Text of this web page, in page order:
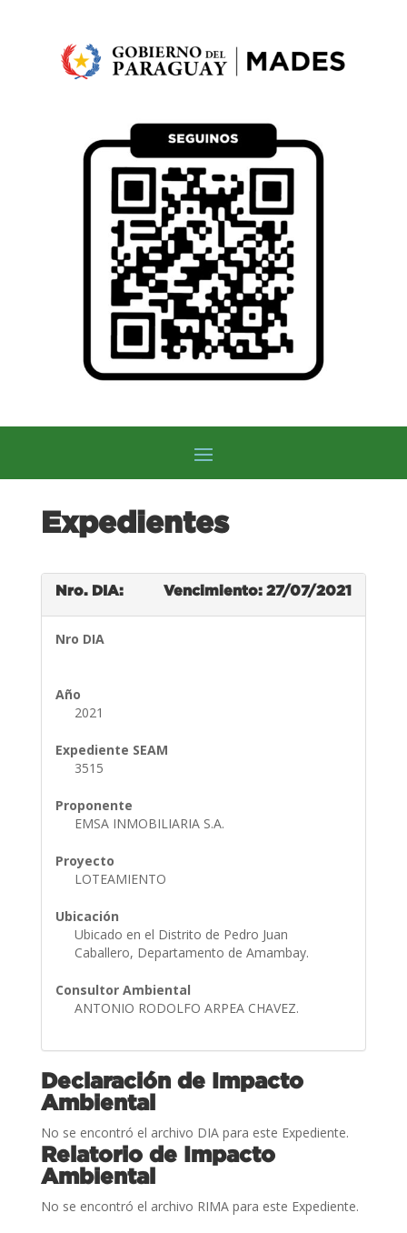
Expedientes
Nro. DIA: Vencimiento: 27/07/2021
Nro DIA
Año
2021
Expediente SEAM
3515
Proponente
EMSA INMOBILIARIA S.A.
Proyecto
LOTEAMIENTO
Ubicación
Ubicado en el Distrito de Pedro Juan
Caballero, Departamento de Amambay.
Consultor Ambiental
ANTONIO RODOLFO ARPEA CHAVEZ.
Declaración de Impacto
Ambiental
No se encontró el archivo DIA para este Expediente.
Relatorio de Impacto
Ambiental
No se encontró el archivo RIMA para este Expediente.